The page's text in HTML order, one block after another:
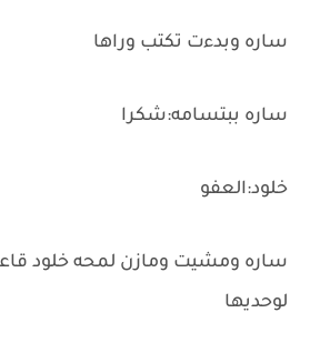
ساره وبدءت تكتب وراها
ساره ببتسامه:شكرا
خلود:العفو
ساره ومشيت ومازن لمحه خلود
لوحديها